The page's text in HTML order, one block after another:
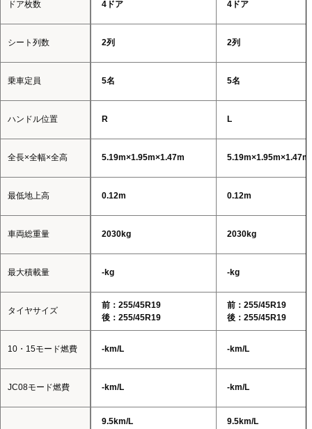
ドア枚数
シート列数
乗車定員
ハンドル位置
全長×全幅×全高
最低地上高
車両総重量
最大積載量
タイヤサイズ
10・15モード燃費
JC08モード燃費
4ドア 4ドア
2列 2列
5名 5名
R L
5.19m×1.95m×1.47m 5.19m×1.95m×1.47m
0.12m 0.12m
2030kg 2030kg
-kg -kg
前：255/45R19
後：255/45R19
前：255/45R19
後：255/45R19
-km/L -km/L
-km/L -km/L
9.5km/L
9.5km/L